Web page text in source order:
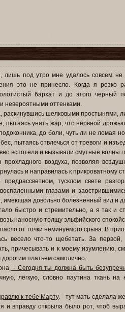
под утро мне удалось совсем не
это не принесло. Когда я резко
бархат и до этого черный
невероятными оттенками.
раскинувшись шелковыми простынями,
пытаясь унять жар, что нервной
до боли, чуть ли не ломая
пытаясь отвлечься от тревоги и
вспотели и вызывали смутные волны
воздуха, позволяя
и направилась к прикроватному
тусклом свете
глазами и
имеющая довольно болезненный вид и
быстро и стремительно, а я так и
наносную толщу эльфийского
от точки неминуемого срыва. В
весело что-то щебетать. За
причесывать и к моему изумлению,
платьем самолично.
, - Сегодня ты должна быть
лёгкую, словно паутина ткань
к тебе Марту. - тут мать сделала
и вправду открыла было рот, чтоб